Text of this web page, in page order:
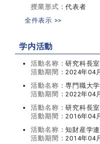
授業形式：代表者
全件表示 >>
学内活動
活動名称：研究科長
活動期間：2024年04
活動名称：専門職大
活動期間：2022年04
活動名称：研究科長
活動期間：2016年04
活動名称：知財産学
活動期間：2014年04